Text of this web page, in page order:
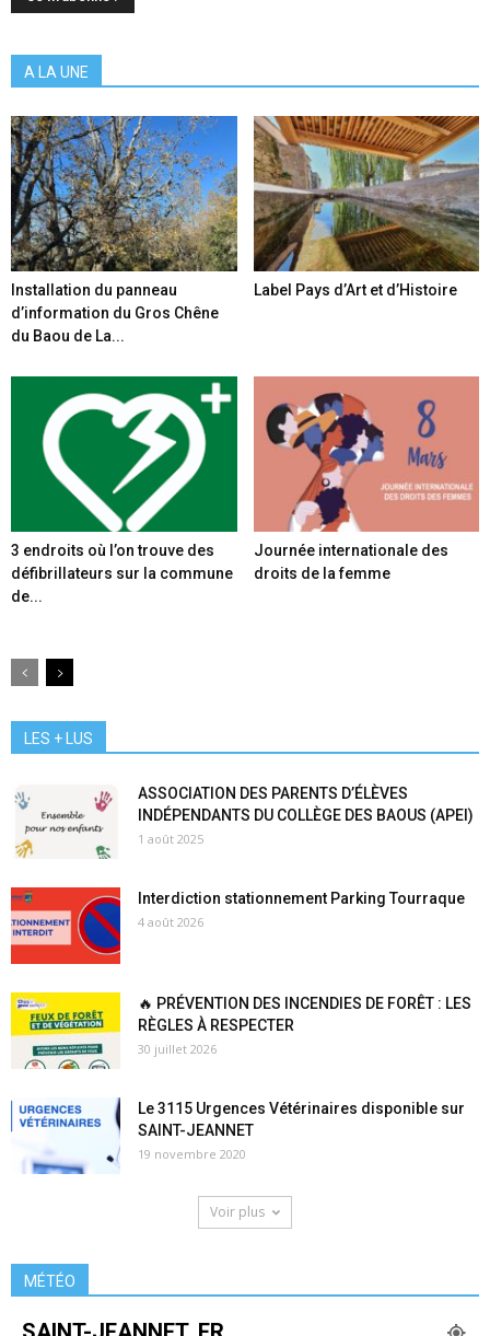
A LA UNE
Installation du panneau
d’information du Gros Chêne
du Baou de La...
Label Pays d’Art et d’Histoire
3 endroits où l’on trouve des
défibrillateurs sur la commune
de...
Journée internationale des
droits de la femme
LES + LUS
ASSOCIATION DES PARENTS D’ÉLÈVES
INDÉPENDANTS DU COLLÈGE DES BAOUS (APEI)
1 août 2025
Interdiction stationnement Parking Tourraque
4 août 2026
🔥 PRÉVENTION DES INCENDIES DE FORÊT : LES
RÈGLES À RESPECTER
30 juillet 2026
Le 3115 Urgences Vétérinaires disponible sur
SAINT-JEANNET
19 novembre 2020
Voir plus
MÉTÉO